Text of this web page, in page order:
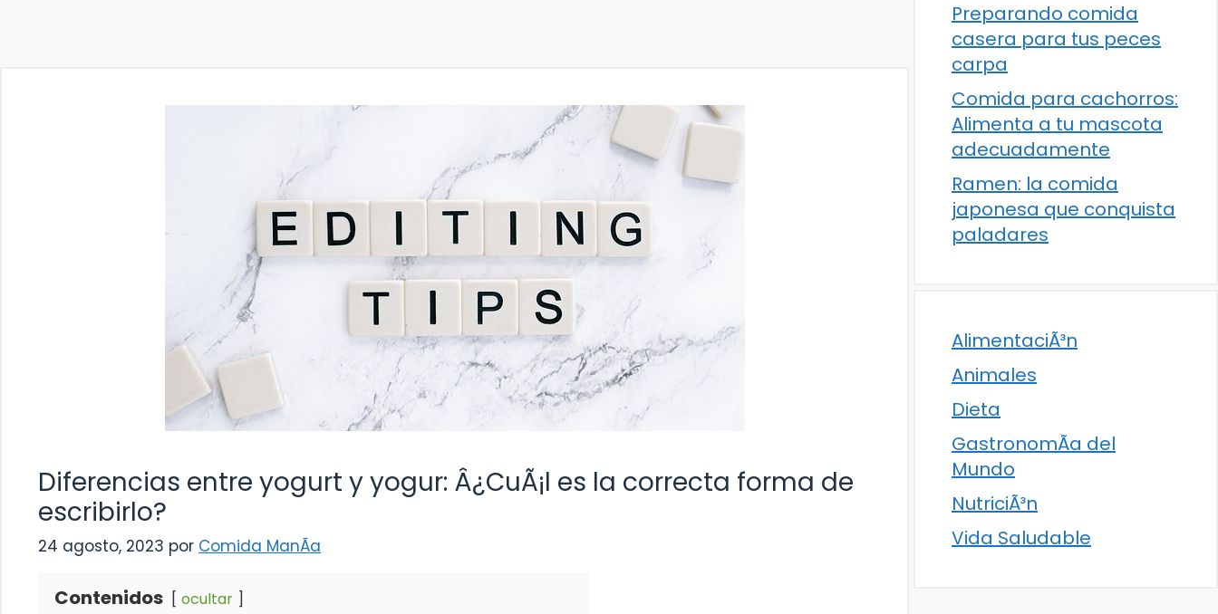
Diferencias entre yogurt y yogur: Â¿CuÃ¡l es la correcta forma de
escribirlo?
24 agosto, 2023 por Comida ManÃ­a
Contenidos ocultar
Preparando comida
casera para tus peces
carpa
Comida para cachorros:
Alimenta a tu mascota
adecuadamente
Ramen: la comida
japonesa que conquista
paladares
AlimentaciÃ³n
Animales
Dieta
GastronomÃ­a del
Mundo
NutriciÃ³n
Vida Saludable